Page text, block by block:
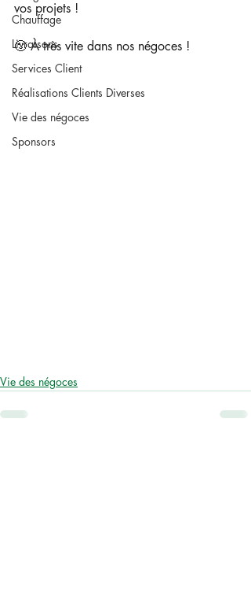
Chauffage
Livraisons
Services Client
Réalisations Clients Diverses
Vie des négoces
Sponsors
vos projets !
🙂 À très vite dans nos négoces !
Vie des négoces